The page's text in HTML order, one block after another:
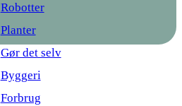
Robotter
Planter
Gør det selv
Byggeri
Forbrug